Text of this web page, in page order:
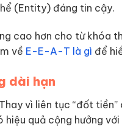
(Entity) đáng tin cậy.
cao hơn cho từ khóa
về E-E-A-T là gì để
dài hạn
vì liên tục “đốt
hiệu quả cộng hưởng